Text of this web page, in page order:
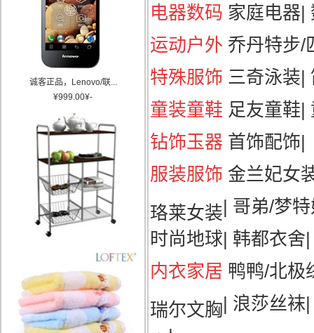
诚客正品，Lenovo/联...
¥999.00¥-
电器数码 家庭电器|
运动户外 乔丹特步/
特殊服饰 三奇泳装|
童装童鞋 足友童鞋|
钻饰玉器 首饰配饰|
服装服饰 金兰妃女
珞莱女装| 哥弟/梦
时尚地球| 韩都衣舍|
内衣家居 鸭鸭/北极
瑞尔文胸| 浪莎丝袜